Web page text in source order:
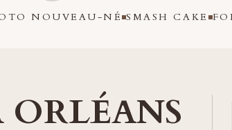
NOUVEAU-NÉ SMASH CAKE
ORLÉANS